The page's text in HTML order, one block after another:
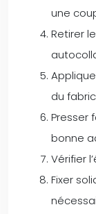
une
Retirer
du
Presser
bonne
Vérifier
Fixer